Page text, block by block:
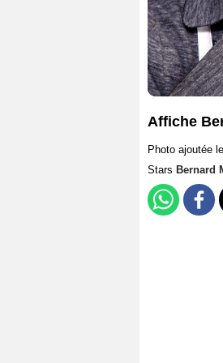
Affiche
Photo ajoutée
Stars Bernard